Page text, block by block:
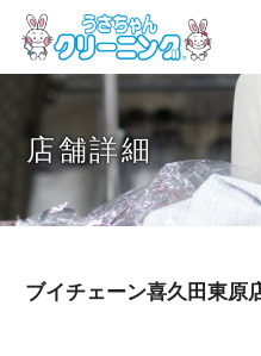
店舗詳細
ブイチェーン喜久田東原